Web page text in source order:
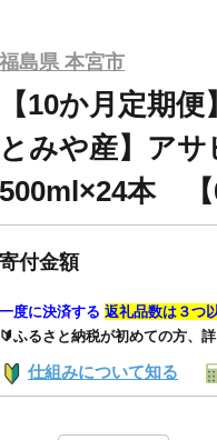
福島県 本宮市
【10か月定期
とみや産】アサ
500ml×24本 【
寄付金額
一度に決済する 返礼品数は３つ
🔰ふるさと納税が初めての方、
仕組みについて知る